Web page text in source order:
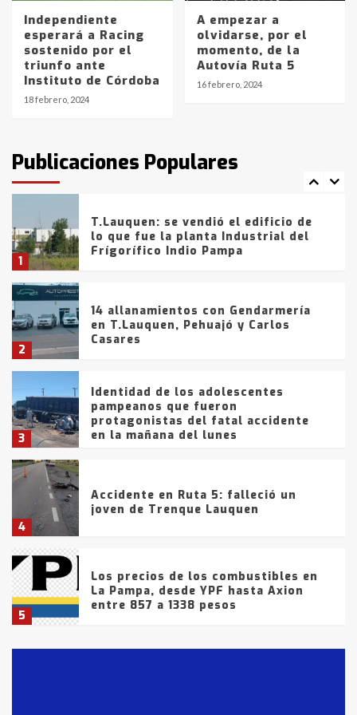
Independiente
esperará a Racing
sostenido por el
triunfo ante
Instituto de Córdoba
18 febrero, 2024
A empezar a
olvidarse, por el
momento, de la
Autovía Ruta 5
16 febrero, 2024
Publicaciones Populares
6
La Bolsa de Cereales de Bahía
Blanca anticipa que Agosto vendrá
con lluvias y heladas, en gran parte
de la provincia
fueron detenidos por
comercialización de drogas en la
tarde del sábado
1
T.Lauquen: se vendió el edificio de
lo que fue la planta Industrial del
Frígorífico Indio Pampa
2
14 allanamientos con Gendarmería
en T.Lauquen, Pehuajó y Carlos
Casares
3
Identidad de los adolescentes
pampeanos que fueron
protagonistas del fatal accidente
en la mañana del lunes
4
Accidente en Ruta 5: falleció un
joven de Trenque Lauquen
5
Los precios de los combustibles en
La Pampa, desde YPF hasta Axion
entre 857 a 1338 pesos